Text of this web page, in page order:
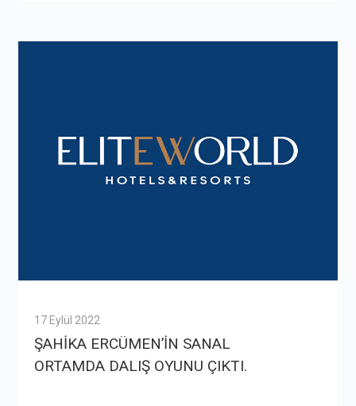
17 Eylül 2022
ŞAHİKA ERCÜMEN’İN SANAL
ORTAMDA DALIŞ OYUNU ÇIKTI.